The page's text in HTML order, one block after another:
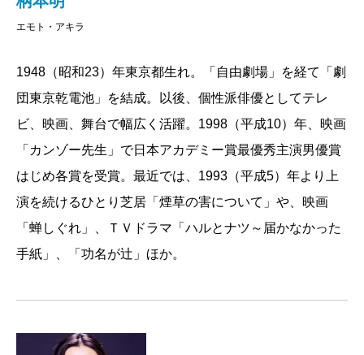
エモト・アキラ
1948（昭和23）年東京都生れ。「自由劇場」を経て「劇
団東京乾電池」を結成。以後、個性派俳優としてテレ
ビ、映画、舞台で幅広く活躍。1998（平成10）年、映画
「カンゾー先生」で日本アカデミー賞最優秀主演男優賞
はじめ各賞を受賞。最近では、1993（平成5）年より上
演を続けるひとり芝居「煙草の害について」や、映画
「蝉しぐれ」、ＴＶドラマ「ハルとナツ～届かなかった
手紙」、「功名が辻」ほか。